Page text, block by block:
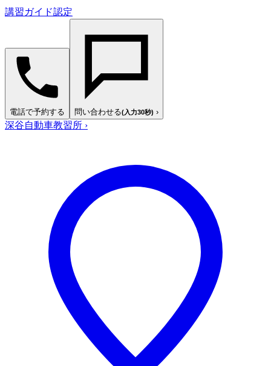
講習ガイド認定
電話で予約する 問い合わせる(入力30秒) ›
深谷自動車教習所 ›